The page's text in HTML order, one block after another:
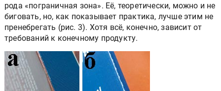
рода «пограничная зона». Её, теоретически, можно и не
биговать, но, как показывает практика, лучше этим не
пренебрегать (рис. 3). Хотя всё, конечно, зависит от
требований к конечному продукту.